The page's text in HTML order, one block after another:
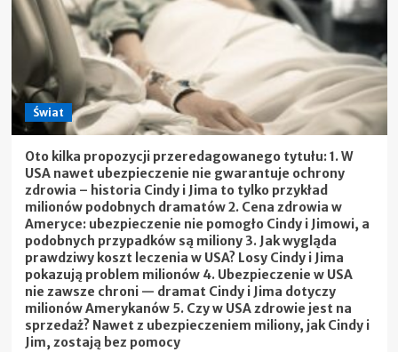
Świat
Oto kilka propozycji przeredagowanego tytułu: 1. W
USA nawet ubezpieczenie nie gwarantuje ochrony
zdrowia – historia Cindy i Jima to tylko przykład
milionów podobnych dramatów 2. Cena zdrowia w
Ameryce: ubezpieczenie nie pomogło Cindy i Jimowi, a
podobnych przypadków są miliony 3. Jak wygląda
prawdziwy koszt leczenia w USA? Losy Cindy i Jima
pokazują problem milionów 4. Ubezpieczenie w USA
nie zawsze chroni — dramat Cindy i Jima dotyczy
milionów Amerykanów 5. Czy w USA zdrowie jest na
sprzedaż? Nawet z ubezpieczeniem miliony, jak Cindy i
Jim, zostają bez pomocy